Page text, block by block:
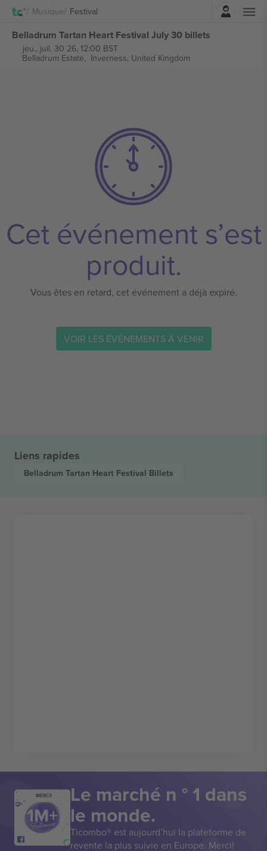
Musique Festival
Belladrum Tartan Heart Festival July 30 billets
jeu., juil. 30 26, 12:00 BST
Belladrum Estate, Inverness, United Kingdom
Cet événement s’est
produit.
Vous êtes en retard, cet événement a déjà expiré.
VOIR LES ÉVÉNEMENTS À VENIR
Liens rapides
Belladrum Tartan Heart Festival Billets
MERCI! Le marché n ° 1 dans
le monde.
Ticombo® est aujourd’hui la plateforme de
revente la plus suivie en Europe. Merci!